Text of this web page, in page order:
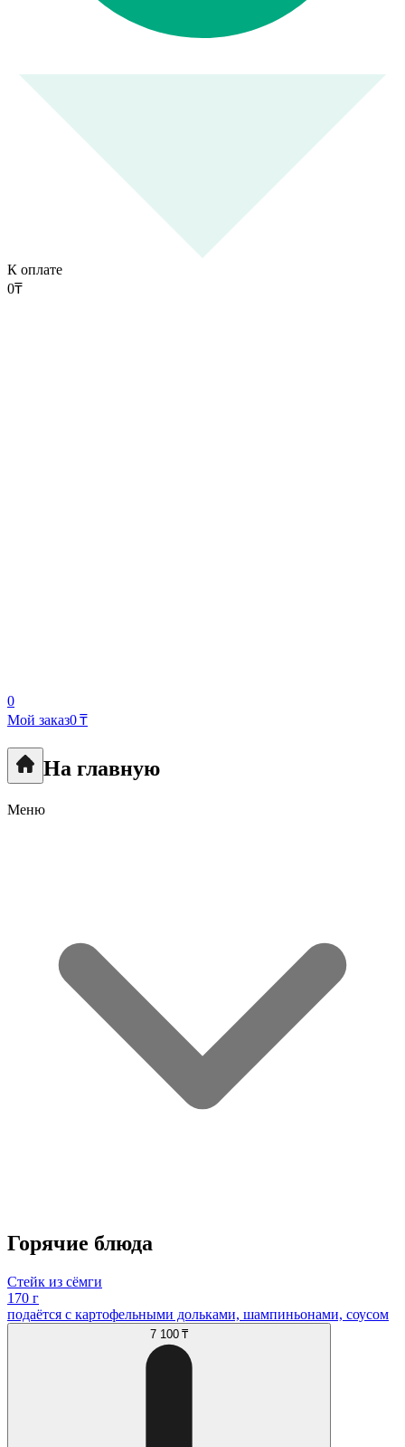
К оплате
0₸
0
Мой заказ0 ₸
На главную
Меню
Горячие блюда
Стейк из сёмги
170 г
подаётся с картофельными дольками, шампиньонами, соусом
7 100 ₸